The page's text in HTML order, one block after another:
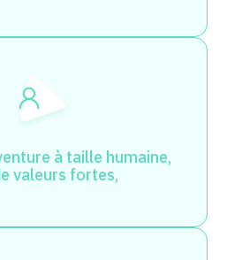
à taille humaine,
valeurs fortes,